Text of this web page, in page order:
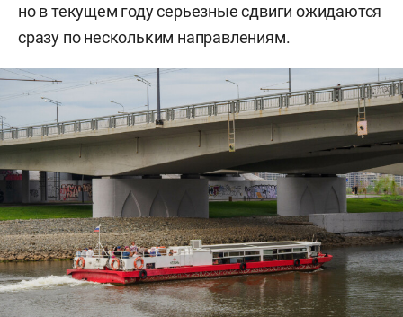
но в текущем году серьезные сдвиги ожидаются
сразу по нескольким направлениям.